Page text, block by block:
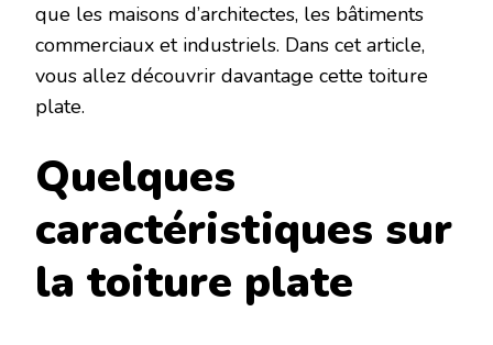
que les maisons d’architectes, les bâtiments
commerciaux et industriels. Dans cet article,
vous allez découvrir davantage cette toiture
plate.
Quelques
caractéristiques sur
la toiture plate